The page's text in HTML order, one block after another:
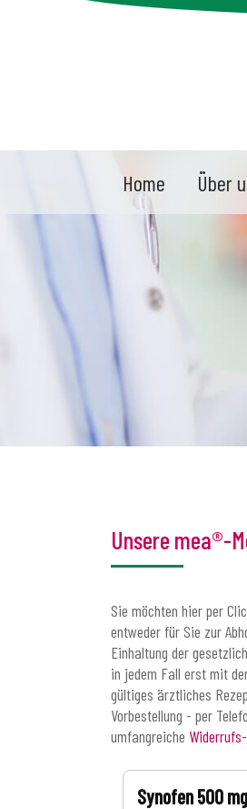
Home Über
Unsere mea®-
Sie möchten hier per
entweder für Sie zur
Einhaltung der
in jedem Fall erst mit
gültiges ärztliches
Vorbestellung - per
umfangreiche
Synofen 500